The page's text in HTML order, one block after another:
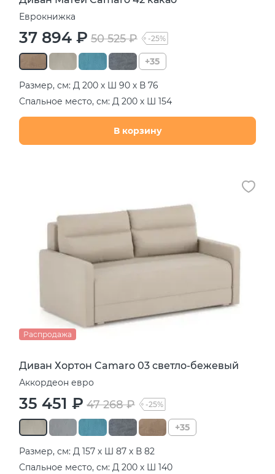
Еврокнижка
37 894 ₽ 50 525 ₽ -25%
+35
Размер, см: Д 200 х Ш 90 х В 76
Спальное место, см: Д 200 х Ш 154
В корзину
Распродажа
Диван Хортон Camaro 03 светло-бежевый
Аккордеон евро
35 451 ₽ 47 268 ₽ -25%
+35
Размер, см: Д 157 х Ш 87 х В 82
Спальное место, см: Д 200 х Ш 140